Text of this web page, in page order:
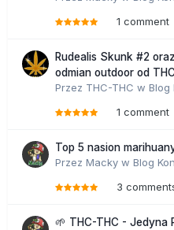
1 comment
Rudealis Skunk #2
odmian outdoor od
Przez THC-THC w Blog
1 comment
Top 5 nasion
Przez Macky w Blog
3
🌱 THC-THC - Jedyna